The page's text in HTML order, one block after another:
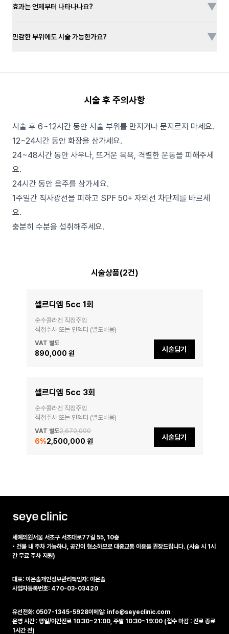
효과는 언제부터 나타나나요? ▼
민감한 부위에도 시술 가능한가요? ▼
시술 후 주의사항
시술 후 6~12시간 동안 시술 부위를 만지거나 문지르지 마세요.
12~24시간 동안 화장을 삼가세요.
24~48시간 동안 사우나, 뜨거운 목욕, 격렬한 운동을 피해주세
요.
24시간 동안 음주를 삼가세요.
1주일간 직사광선을 피하고 SPF 50+ 자외선 차단제를 바르세
요.
충분히 수분을 섭취해주세요.
시술상품(2건)
셀르디엠 5cc 1회
순수콜라겐 직접주입
직접주사 또는 인젝터 (별도비용)
VAT 별도
890,000 원 시술담기
셀르디엠 5cc 3회
순수콜라겐 직접주입
직접주사 또는 인젝터 (별도비용)
VAT 별도2,670,000
6%2,500,000 원 시술담기
세예의원서울 서초구 서초대로77길 55, 10층
• 건물 내 주차 가능하나, 공간이 협소하므로 대중교통 이용을 권장드립니다. (시술 시 1시
간 무료 주차 지원)
대표: 이은솔개인정보관리책임자: 이은솔
사업자등록번호: 470-03-03420
유선전화: 0507-1345-5928이메일: info@seyeclinic.com
운영 시간 : 평일/야간진료 10:30~21:00, 주말 10:30~19:00 (접수 마감 : 진료 종료
1시간 전)